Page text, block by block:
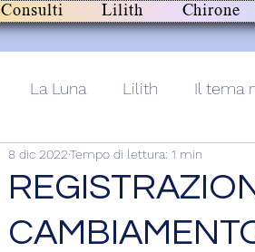
Consulti Lilith Chirone
La Luna Lilith Il tema
Post+audio Lilith+
8 dic 2022Tempo di lettura: 1 min